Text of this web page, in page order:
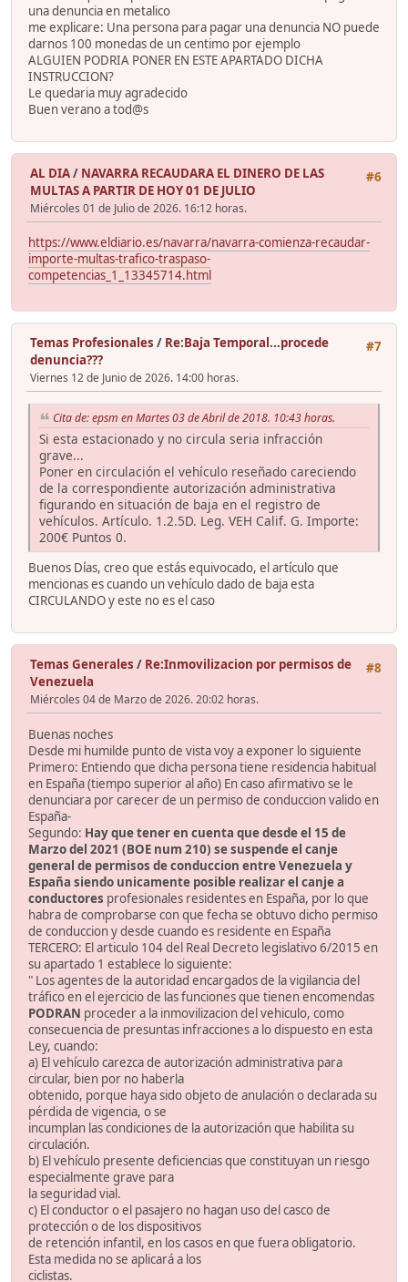
una denuncia en metalico
me explicare: Una persona para pagar una denuncia NO puede
darnos 100 monedas de un centimo por ejemplo
ALGUIEN PODRIA PONER EN ESTE APARTADO DICHA
INSTRUCCION?
Le quedaria muy agradecido
Buen verano a tod@s
#6
AL DIA/ NAVARRA RECAUDARA EL DINERO DE LAS
MULTAS A PARTIR DE HOY 01 DE JULIO
Miércoles 01 de Julio de 2026. 16:12 horas.
https://www.eldiario.es/navarra/navarra-comienza-recaudar-
importe-multas-trafico-traspaso-
competencias_1_13345714.html
#7
Temas Profesionales / Re:Baja Temporal...procede
denuncia???
Viernes 12 de Junio de 2026. 14:00 horas.
Cita de: epsm en Martes 03 de Abril de 2018. 10:43 horas.
Si esta estacionado y no circula seria infracción
grave...
Poner en circulación el vehículo reseñado careciendo
de la correspondiente autorización administrativa
figurando en situación de baja en el registro de
vehículos. Artículo. 1.2.5D. Leg. VEH Calif. G. Importe:
200€ Puntos 0.
Buenos Días, creo que estás equivocado, el artículo que
mencionas es cuando un vehículo dado de baja esta
CIRCULANDO y este no es el caso
#8
Temas Generales / Re:Inmovilizacion por permisos de
Venezuela
Miércoles 04 de Marzo de 2026. 20:02 horas.
Buenas noches
Desde mi humilde punto de vista voy a exponer lo siguiente
Primero: Entiendo que dicha persona tiene residencia habitual
en España (tiempo superior al año) En caso afirmativo se le
denunciara por carecer de un permiso de conduccion valido en
España-
Segundo: Hay que tener en cuenta que desde el 15 de
Marzo del 2021 (BOE num 210) se suspende el canje
general de permisos de conduccion entre Venezuela y
España siendo unicamente posible realizar el canje a
conductores profesionales residentes en España, por lo que
habra de comprobarse con que fecha se obtuvo dicho permiso
de conduccion y desde cuando es residente en España
TERCERO: El articulo 104 del Real Decreto legislativo 6/2015 en
su apartado 1 establece lo siguiente:
" Los agentes de la autoridad encargados de la vigilancia del
tráfico en el ejercicio de las funciones que tienen encomendas
PODRAN proceder a la inmovilizacion del vehiculo, como
consecuencia de presuntas infracciones a lo dispuesto en esta
Ley, cuando:
a) El vehículo carezca de autorización administrativa para
circular, bien por no haberla
obtenido, porque haya sido objeto de anulación o declarada su
pérdida de vigencia, o se
incumplan las condiciones de la autorización que habilita su
circulación.
b) El vehículo presente deficiencias que constituyan un riesgo
especialmente grave para
la seguridad vial.
c) El conductor o el pasajero no hagan uso del casco de
protección o de los dispositivos
de retención infantil, en los casos en que fuera obligatorio.
Esta medida no se aplicará a los
ciclistas.